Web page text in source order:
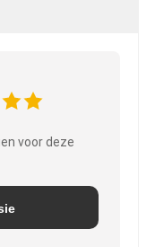
voor deze